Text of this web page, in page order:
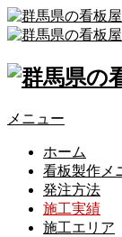
メニュー
ホーム
看板製作メ
発注方法
施工実績
施工エリア